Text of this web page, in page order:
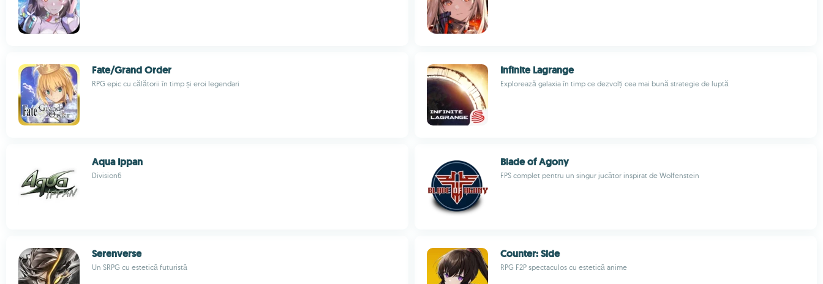
Fate/Grand Order
RPG epic cu călătorii în timp și eroi legendari
Infinite Lagrange
Explorează galaxia în timp ce dezvolți cea mai bună strategie de luptă
Aqua Ippan
Division6
Blade of Agony
FPS complet pentru un singur jucător inspirat de Wolfenstein
Serenverse
Un SRPG cu estetică futuristă
Counter: Side
RPG F2P spectaculos cu estetică anime